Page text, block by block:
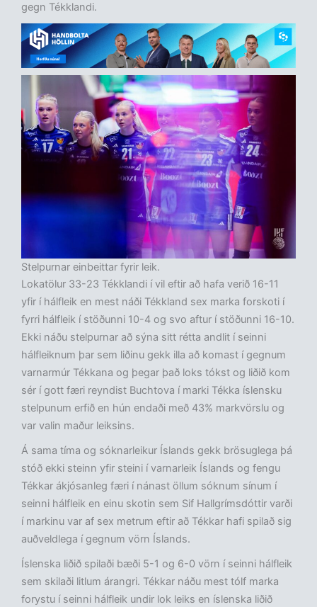
gegn Tékklandi.
Stelpurnar einbeittar fyrir leik.
Lokatölur 33-23 Tékklandi í vil eftir að hafa verið 16-11
yfir í hálfleik en mest náði Tékkland sex marka forskoti í
fyrri hálfleik í stöðunni 10-4 og svo aftur í stöðunni 16-10.
Ekki náðu stelpurnar að sýna sitt rétta andlit í seinni
hálfleiknum þar sem liðinu gekk illa að komast í gegnum
varnarmúr Tékkana og þegar það loks tókst og liðið kom
sér í gott færi reyndist Buchtova í marki Tékka íslensku
stelpunum erfið en hún endaði með 43% markvörslu og
var valin maður leiksins.
Á sama tíma og sóknarleikur Íslands gekk brösuglega þá
stóð ekki steinn yfir steini í varnarleik Íslands og fengu
Tékkar ákjósanleg færi í nánast öllum sóknum sínum í
seinni hálfleik en einu skotin sem Sif Hallgrímsdóttir varði
í markinu var af sex metrum eftir að Tékkar hafi spilað sig
auðveldlega í gegnum vörn Íslands.
Íslenska liðið spilaði bæði 5-1 og 6-0 vörn í seinni hálfleik
sem skilaði litlum árangri. Tékkar náðu mest tólf marka
forystu í seinni hálfleik undir lok leiks en íslenska liðið